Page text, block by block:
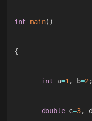
int main( )
{
int a=1, b=2;
double c=3, d